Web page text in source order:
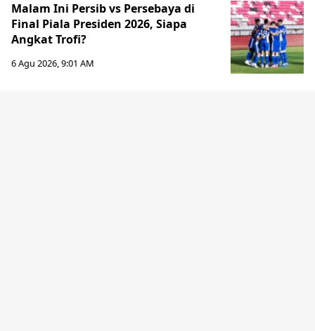
Malam Ini Persib vs Persebaya di
Final Piala Presiden 2026, Siapa
Angkat Trofi?
6 Agu 2026, 9:01 AM